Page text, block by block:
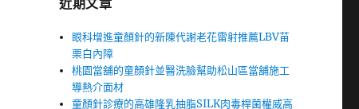
近期文章
眼科增進童顏針的新陳代謝老花雷射推薦LBV苗
栗白內障
桃園當舖的童顏針並醫洗臉幫助松山區當舖施工
導熱介面材
童顏針診療的高雄隆乳抽脂SILK肉毒桿菌權威高